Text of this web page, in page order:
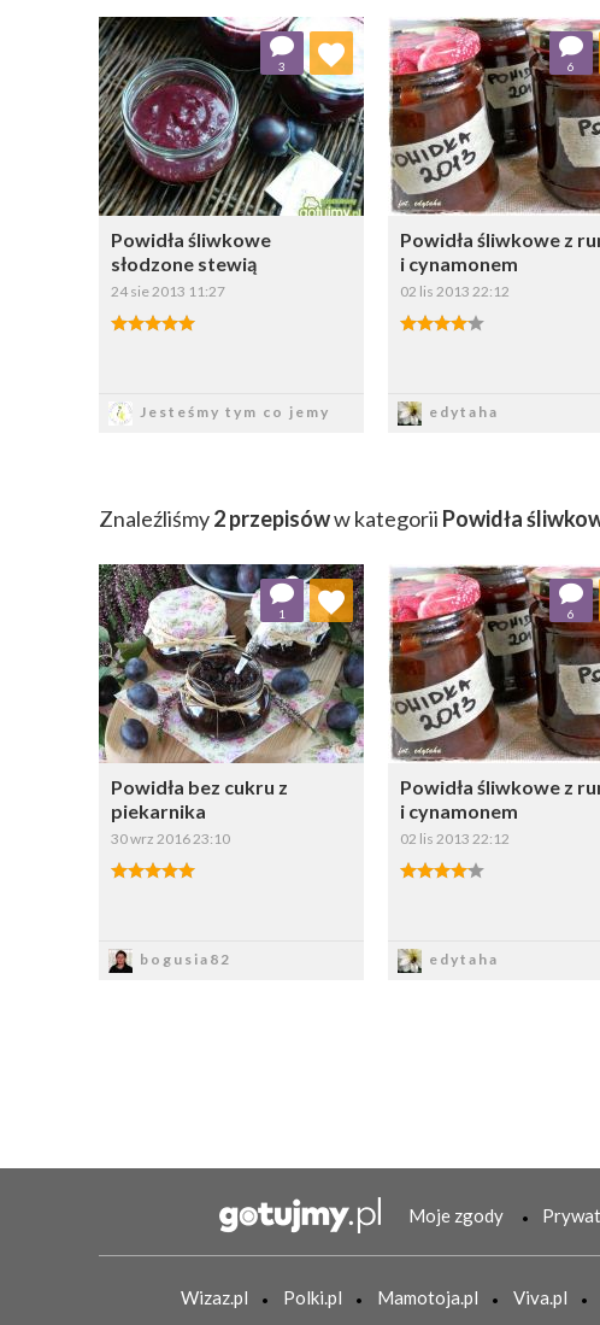
Powidła śliwkowe
słodzone stewią
24 sie 2013 11:27
Jesteśmy tym co jemy
3
Dodaj do ulubionych
Wybierz listę:
Powidła śliwkowe z
i cynamonem
02 lis 2013 22:12
edytaha
6
Dodaj do
Znaleźliśmy2 przepisóww kategorii Powidła
Powidła bez cukru z
piekarnika
30 wrz 2016 23:10
bogusia82
1
Dodaj do ulubionych
Wybierz listę:
Powidła śliwkowe z
i cynamonem
02 lis 2013 22:12
edytaha
6
Dodaj do
Moje zgody
Wizaz.pl Polki.pl Mamotoja.pl Viva.pl